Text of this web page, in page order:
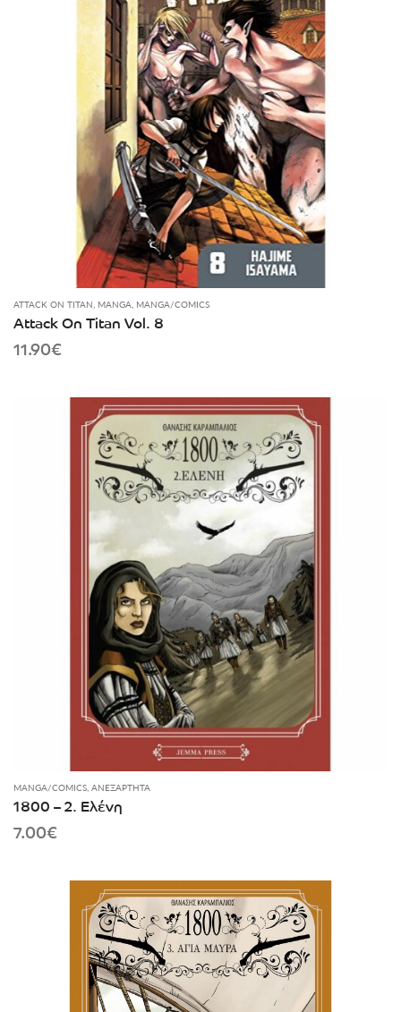
ATTACK ON TITAN, MANGA, MANGA/COMICS
Attack On Titan Vol. 8
11.90€
MANGA/COMICS, ΑΝΕΞΆΡΤΗΤΑ
1800 – 2. Ελένη
7.00€